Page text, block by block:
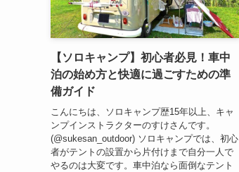
【ソロキャンプ】初心者必見！車中
泊の始め方と快適に過ごすための準
備ガイド
こんにちは、ソロキャンプ歴15年以上、キャ
ンプインストラクターのすけさんです。
(@sukesan_outdoor) ソロキャンプでは、初心
者がテントの設置から片付けまで自分一人で
やるのは大変です。車中泊なら面倒なテント